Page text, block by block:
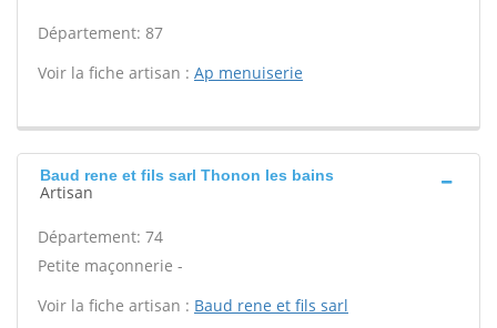
Département: 87
Voir la fiche artisan : Ap menuiserie
Baud rene et fils sarl Thonon les bains
Artisan
Département: 74
Petite maçonnerie -
Voir la fiche artisan : Baud rene et fils sarl